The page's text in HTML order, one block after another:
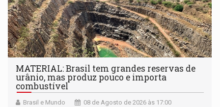
MATERIAL: Brasil tem grandes reservas de
urânio, mas produz pouco e importa
combustível
Brasil e Mundo 08 de Agosto de 2026 às 17:00